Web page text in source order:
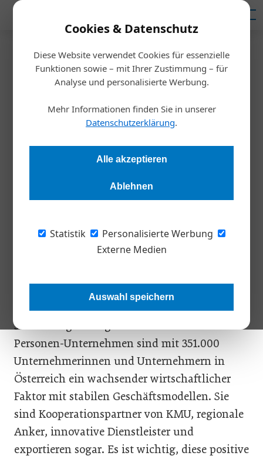
Cookies & Datenschutz
Diese Website verwendet Cookies für essenzielle
Funktionen sowie – mit Ihrer Zustimmung – für
Analyse und personalisierte Werbung.
Mehr Informationen finden Sie in unserer
Datenschutzerklärung.
Alle akzeptieren
Ablehnen
Statistik
Personalisierte Werbung
Externe Medien
Auswahl speichern
Startseite/Meldungen
Dynamischer Zuwachs bei EPU
20.04.2023, 09:25 Uhr
Personen-Unternehmen. Die WKÖ begrüßt den Zuwachs.
Personen-Unternehmen (EPU) ist sehr
erfreulich: In den letzten drei Jahren konnte
Unternehmen pro Jahr verzeichnet werden,
was auf eine kontinuierliche Nachfrage nach
selbständiger Tätigkeit hinweist. Ein-
Personen-Unternehmen sind mit 351.000
Unternehmerinnen und Unternehmern in
Österreich ein wachsender wirtschaftlicher
Faktor mit stabilen Geschäftsmodellen. Sie
sind Kooperationspartner von KMU, regionale
Anker, innovative Dienstleister und
exportieren sogar. Es ist wichtig, diese positive